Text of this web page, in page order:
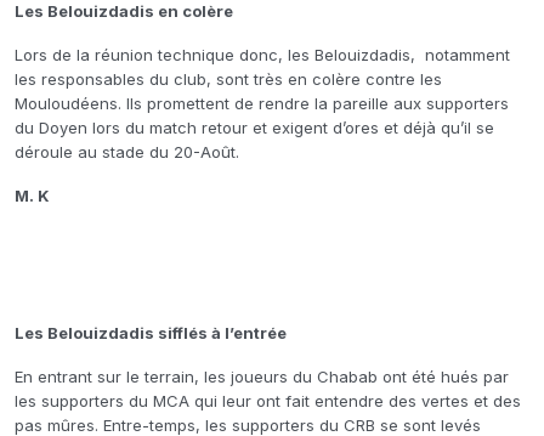
Les Belouizdadis en colère
Lors de la réunion technique donc, les Belouizdadis, notamment
les responsables du club, sont très en colère contre les
Mouloudéens. Ils promettent de rendre la pareille aux supporters
du Doyen lors du match retour et exigent d’ores et déjà qu’il se
déroule au stade du 20-Août.
M. K
Les Belouizdadis sifflés à l’entrée
En entrant sur le terrain, les joueurs du Chabab ont été hués par
les supporters du MCA qui leur ont fait entendre des vertes et des
pas mûres. Entre-temps, les supporters du CRB se sont levés